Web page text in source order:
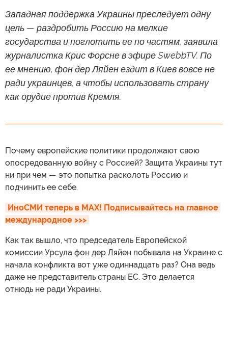
Западная поддержка Украины преследует одну
цель — раздробить Россию на мелкие
государства и поглотить ее по частям, заявила
журналистка Крис Форсне в эфире SwebbTV. По
ее мнению, фон дер Ляйен ездит в Киев вовсе не
ради украинцев, а чтобы использовать страну
как орудие против Кремля.
Почему европейские политики продолжают свою
опосредованную войну с Россией? Защита Украины тут
ни при чем — это попытка расколоть Россию и
подчинить ее себе.
ИноСМИ теперь в MAX! Подписывайтесь на главное
международное >>>
Как так вышло, что председатель Европейской
комиссии Урсула фон дер Ляйен побывала на Украине с
начала конфликта вот уже одиннадцать раз? Она ведь
даже не представитель страны ЕС. Это делается
отнюдь не ради Украины.